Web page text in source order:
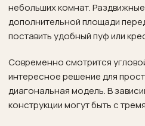
небольших комнат.
дополнительной площади
поставить удобный пуф или
Современно смотрится
интересное решение для
диагональная модель. В
конструкции могут быть с